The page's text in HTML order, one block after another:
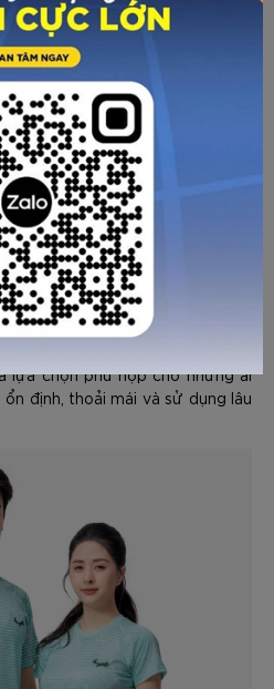
áo còn thích hợp cho cầu
hoạt động thể thao hàng ngày.
lựa chọn phù hợp cho những ai
định, thoải mái và sử dụng lâu